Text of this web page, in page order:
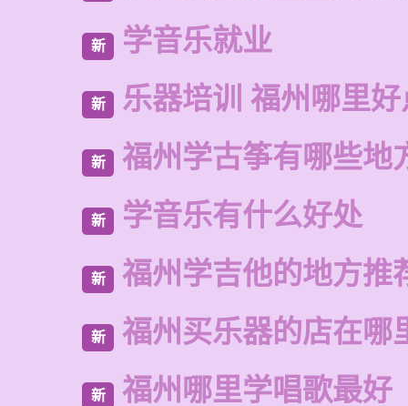
新 学音乐就业
新 乐器培训 福州哪里
新 福州学古筝有哪些地
新 学音乐有什么好处
新 福州学吉他的地方推
新 福州买乐器的店在哪
新 福州哪里学唱歌最好